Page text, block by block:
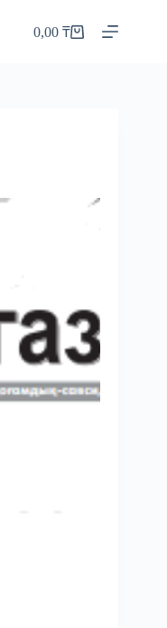
Корзина
0,00₸